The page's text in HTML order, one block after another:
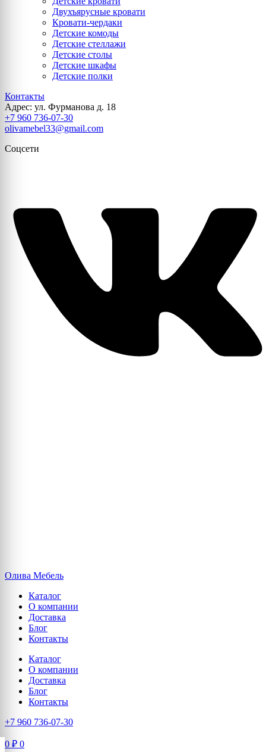
Двухъярусные кровати
Кровати-чердаки
Детские комоды
Детские стеллажи
Детские столы
Детские шкафы
Детские полки
Контакты
Адрес: ул. Фурманова д. 18
+7 960 736-07-30
olivamebel33@gmail.com
Соцсети
Олива Мебель
Каталог
О компании
Доставка
Блог
Контакты
Каталог
О компании
Доставка
Блог
Контакты
+7 960 736-07-30
0 ₽ 0